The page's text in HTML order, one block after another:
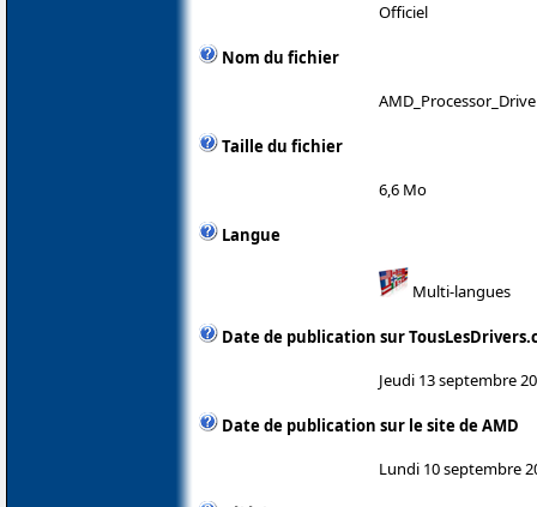
Officiel
Nom du fichier
Taille du fichier
6,6 Mo
Langue
Multi-langues
Date de publication sur
Jeudi 13 septembre
Date de publication sur le site de AMD
Lundi 10 septembre